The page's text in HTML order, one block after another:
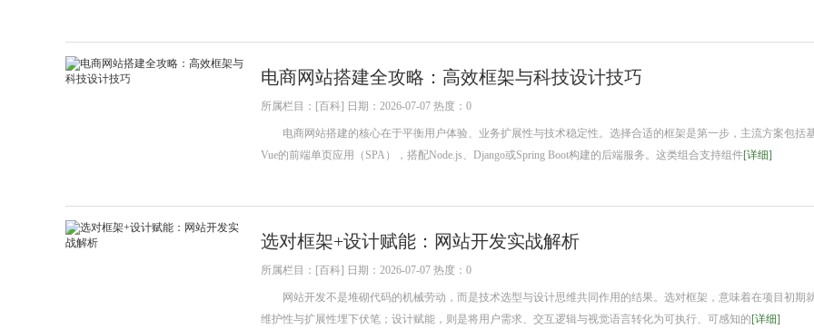
电商网站搭建全攻略：高效框架与科技设计技巧
所属栏目：[百科] 日期：2026-07-07 热度：0
电商网站搭建的核心在于平衡用户体验、业务扩展性与技术稳定性。选择合适的框架是第一步，主流方案包括基
Vue的前端单页应用（SPA），搭配Node.js、Django或Spring Boot构建的后端服务。这类组合支持组件[详细]
选对框架+设计赋能：网站开发实战解析
所属栏目：[百科] 日期：2026-07-07 热度：0
网站开发不是堆砌代码的机械劳动，而是技术选型与设计思维共同作用的结果。选对框架，意味着在项目初期就
维护性与扩展性埋下伏笔；设计赋能，则是将用户需求、交互逻辑与视觉语言转化为可执行、可感知的[详细]